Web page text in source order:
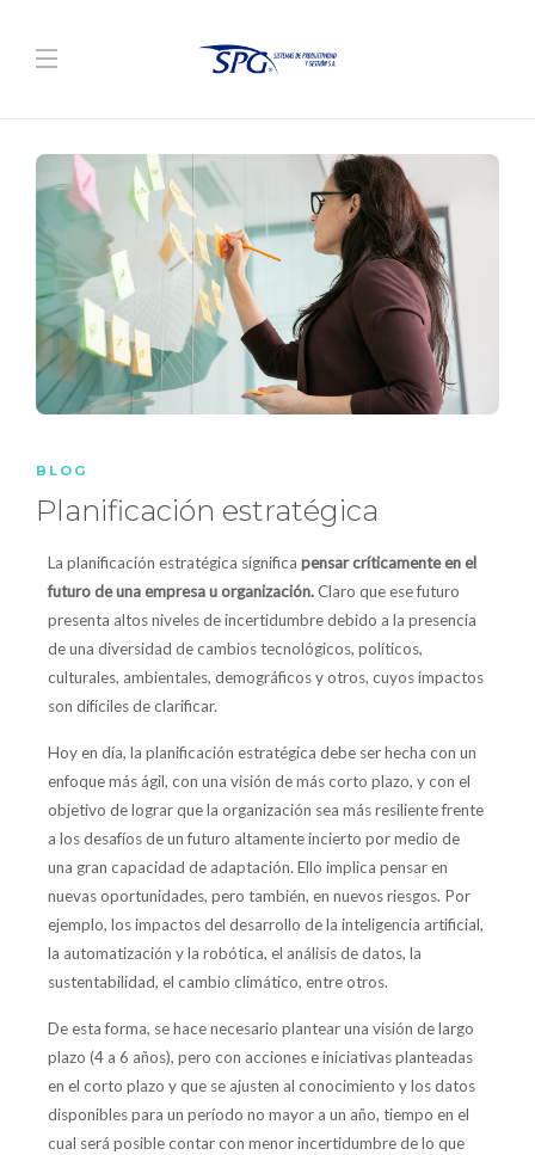
BLOG
Planificación estratégica
La planificación estratégica significa pensar críticamente en el
futuro de una empresa u organización.Claro que ese futuro
presenta altos niveles de incertidumbre debido a la presencia
de una diversidad de cambios tecnológicos, políticos,
culturales, ambientales, demográficos y otros, cuyos impactos
son difíciles de clarificar.
Hoy en día, la planificación estratégica debe ser hecha con un
enfoque más ágil, con una visión de más corto plazo, y con el
objetivo de lograr que la organización sea más resiliente frente
a los desafíos de un futuro altamente incierto por medio de
una gran capacidad de adaptación. Ello implica pensar en
nuevas oportunidades, pero también, en nuevos riesgos. Por
ejemplo, los impactos del desarrollo de la inteligencia artificial,
la automatización y la robótica, el análisis de datos, la
sustentabilidad, el cambio climático, entre otros.
De esta forma, se hace necesario plantear una visión de largo
plazo (4 a 6 años), pero con acciones e iniciativas planteadas
en el corto plazo y que se ajusten al conocimiento y los datos
disponibles para un período no mayor a un año, tiempo en el
cual será posible contar con menor incertidumbre de lo que